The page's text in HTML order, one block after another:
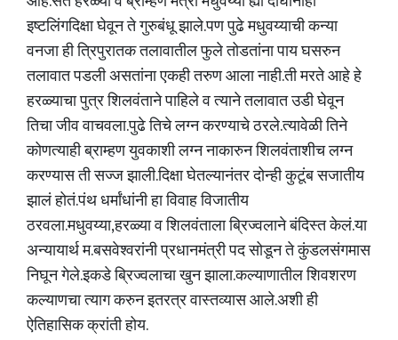
इष्टलिंगदिक्षा घेवून ते गुरुबंधू झाले.पण पुढे मधुवय्याची कन्या
वनजा ही त्रिपुरातक तलावातील फुले तोडतांना पाय घसरुन
तलावात पडली असतांना एकही तरुण आला नाही.ती मरते आहे हे
हरळ्याचा पुत्र शिलवंताने पाहिले व त्याने तलावात उडी घेवून
तिचा जीव वाचवला.पुढे तिचे लग्न करण्याचे ठरले.त्यावेळी तिने
कोणत्याही ब्राम्हण युवकाशी लग्न नाकारुन शिलवंताशीच लग्न
करण्यास ती सज्ज झाली.दिक्षा घेतल्यानंतर दोन्ही कुटूंब सजातीय
झालं होतं.पंथ धर्मांधांनी हा विवाह विजातीय
ठरवला.मधुवय्या,हरळ्या व शिलवंताला ब्रिज्वलाने बंदिस्त केलं.या
अन्यायार्थ म.बसवेश्वरांनी प्रधानमंत्री पद सोडून ते कुंडलसंगमास
निघून गेले.इकडे ब्रिज्वलाचा खुन झाला.कल्याणातील शिवशरण
कल्याणचा त्याग करुन इतरत्र वास्तव्यास आले.अशी ही
ऐतिहासिक क्रांती होय.